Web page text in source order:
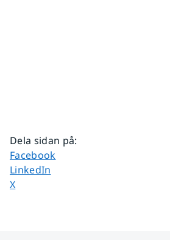
Dela sidan på:
Dela sidan på
Facebook
Dela sidan på
LinkedIn
Dela sidan på
X